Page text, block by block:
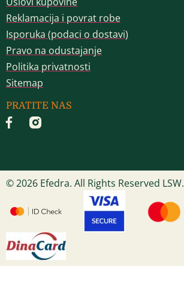
Reklamacija i povrat robe
Isporuka (podaci o dostavi)
Pravo na odustajanje
Politika privatnosti
Sitemap
PRATITE NAS
© 2026 Efedra. All Rights Reserved LSW.